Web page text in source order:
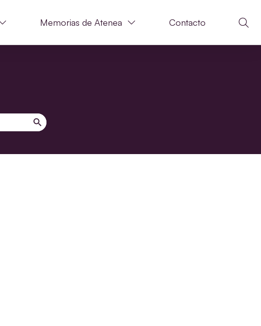
Memorias de Atenea Contacto
BOTÓN DE BÚSQUEDA